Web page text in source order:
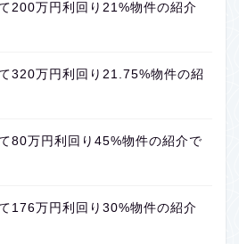
200万円利回り21%物件の紹介
320万円利回り21.75%物件の紹
80万円利回り45%物件の紹介で
176万円利回り30%物件の紹介